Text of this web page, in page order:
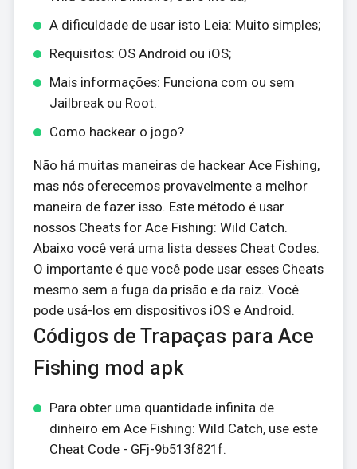
A dificuldade de usar isto Leia: Muito simples;
Requisitos: OS Android ou iOS;
Mais informações: Funciona com ou sem
Jailbreak ou Root.
Como hackear o jogo?
Não há muitas maneiras de hackear Ace Fishing,
mas nós oferecemos provavelmente a melhor
maneira de fazer isso. Este método é usar
nossos Cheats for Ace Fishing: Wild Catch.
Abaixo você verá uma lista desses Cheat Codes.
O importante é que você pode usar esses Cheats
mesmo sem a fuga da prisão e da raiz. Você
pode usá-los em dispositivos iOS e Android.
Códigos de Trapaças para Ace
Fishing mod apk
Para obter uma quantidade infinita de
dinheiro em Ace Fishing: Wild Catch, use este
Cheat Code - GFj-9b513f821f.